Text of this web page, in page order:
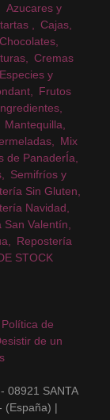
Azucares y
Cajas
Cremas
Especies y
Frutos
Mantequilla
Mix
de PanaderÍa
Semifríos y
Sin Gluten
Navidad
San Valentín
Repostería
STOCK
Política de
de un
08921 SANTA
(España) |